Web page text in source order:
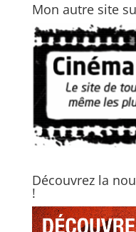
Mon autre site
Découvrez la
!